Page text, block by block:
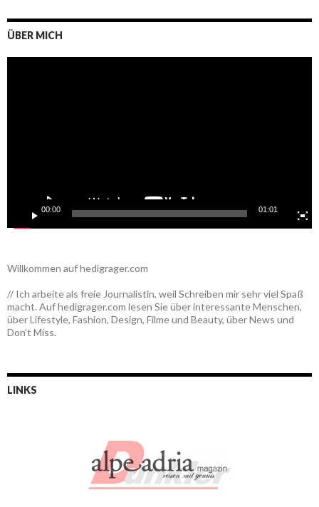
ÜBER MICH
00:00 01:01
Willkommen auf hedigrager.com
// Ich arbeite als freie Journalistin, weil Schreiben mir sehr viel Spaß
macht. Auf hedigrager.com lesen Sie über interessante Menschen,
über Lifestyle, Fashion, Design, Filme und Beauty, über News und
Don’t Miss.
LINKS